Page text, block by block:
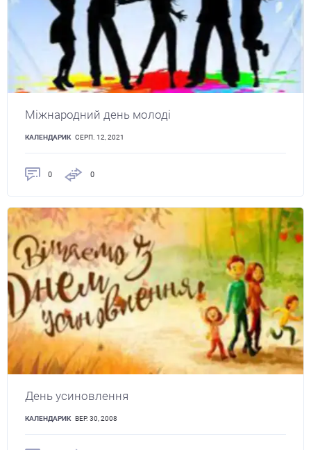
Міжнародний день молоді
КАЛЕНДАРИК СЕРП. 12, 2021
0 0
День усиновлення
КАЛЕНДАРИК ВЕР. 30, 2008